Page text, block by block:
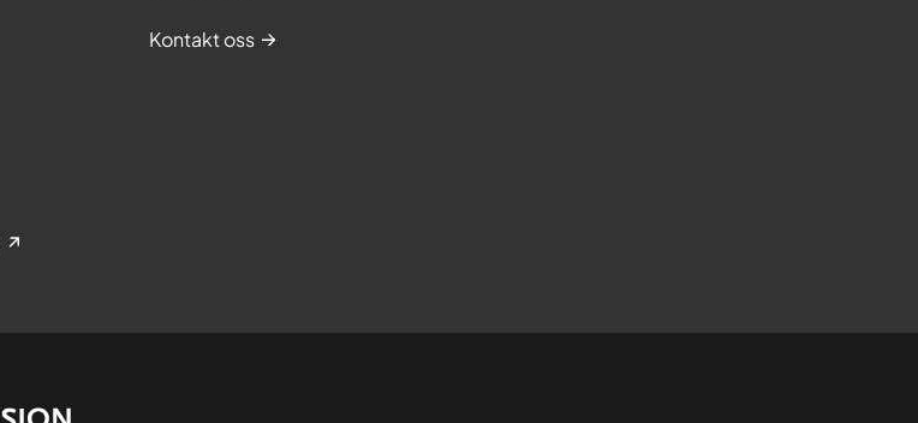
Kontakt oss